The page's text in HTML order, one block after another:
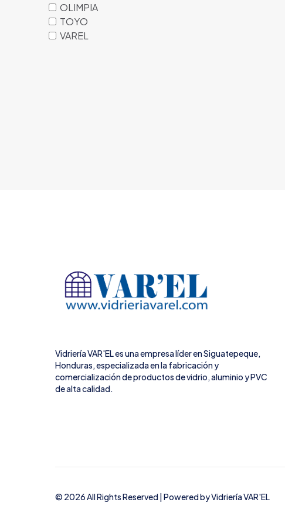
OLIMPIA
TOYO
VAREL
Vidriería VAR'EL es una empresa líder en Siguatepeque,
Honduras, especializada en la fabricación y
comercialización de productos de vidrio, aluminio y PVC
de alta calidad.
© 2026 All Rights Reserved | Powered byVidriería VAR'EL